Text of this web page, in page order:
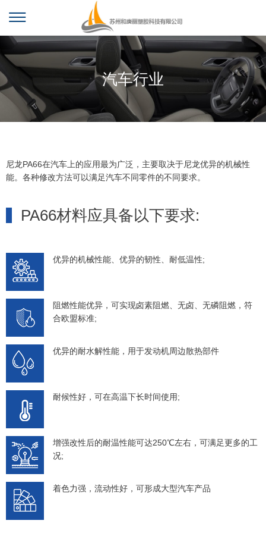
汽车行业
尼龙PA66在汽车上的应用最为广泛，主要取决于尼龙优异的机械性
能。各种修改方法可以满足汽车不同零件的不同要求。
PA66材料应具备以下要求:
优异的机械性能、优异的韧性、耐低温性;
阻燃性能优异，可实现卤素阻燃、无卤、无磷阻燃，符
合欧盟标准;
优异的耐水解性能，用于发动机周边散热部件
耐候性好，可在高温下长时间使用;
增强改性后的耐温性能可达250℃左右，可满足更多的工
况;
着色力强，流动性好，可形成大型汽车产品